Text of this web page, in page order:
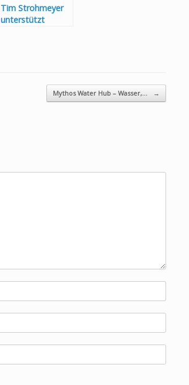
Tim Strohmeyer
unterstützt
Mythos Water Hub – Wasser,… →